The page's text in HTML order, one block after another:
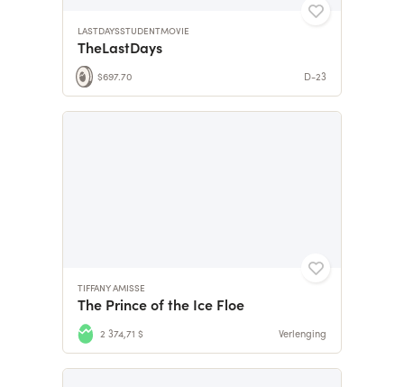
LASTDAYSSTUDENTMOVIE
TheLastDays
$697.70 D-23
TIFFANY AMISSE
The Prince of the Ice Floe
2 374,71 $ Verlenging